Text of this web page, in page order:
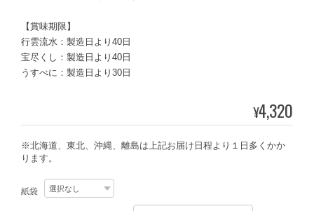
【賞味期限】
行雲流水：製造日より40日
宝尽くし：製造日より40日
うすべに：製造日より30日
¥4,320
※北海道、東北、沖縄、離島は上記お届け日程より１日多くかか
ります。
紙袋